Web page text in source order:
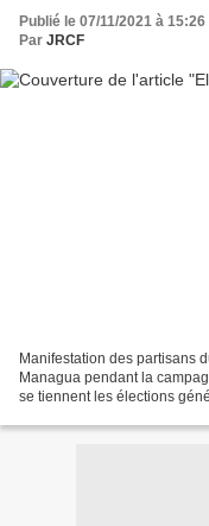
Publié le 07/11/2021 à 15:26
Par JRCF
Manifestation des partisans
Managua pendant la
se tiennent les élections